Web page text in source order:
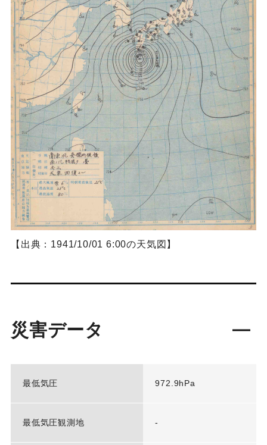
【出典：1941/10/01 6:00の天気図】
災害データ
最低気圧 972.9hPa
最低気圧観測地 -